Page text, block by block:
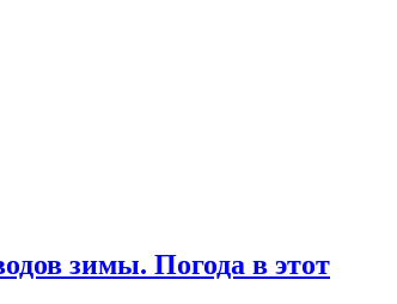
зимы. Погода в этот